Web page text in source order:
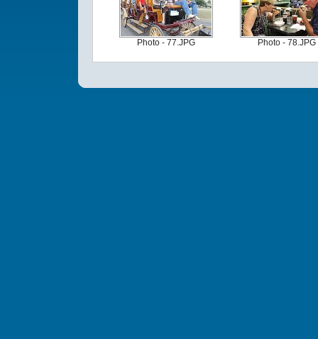
Photo - 77.JPG Photo - 78.JPG